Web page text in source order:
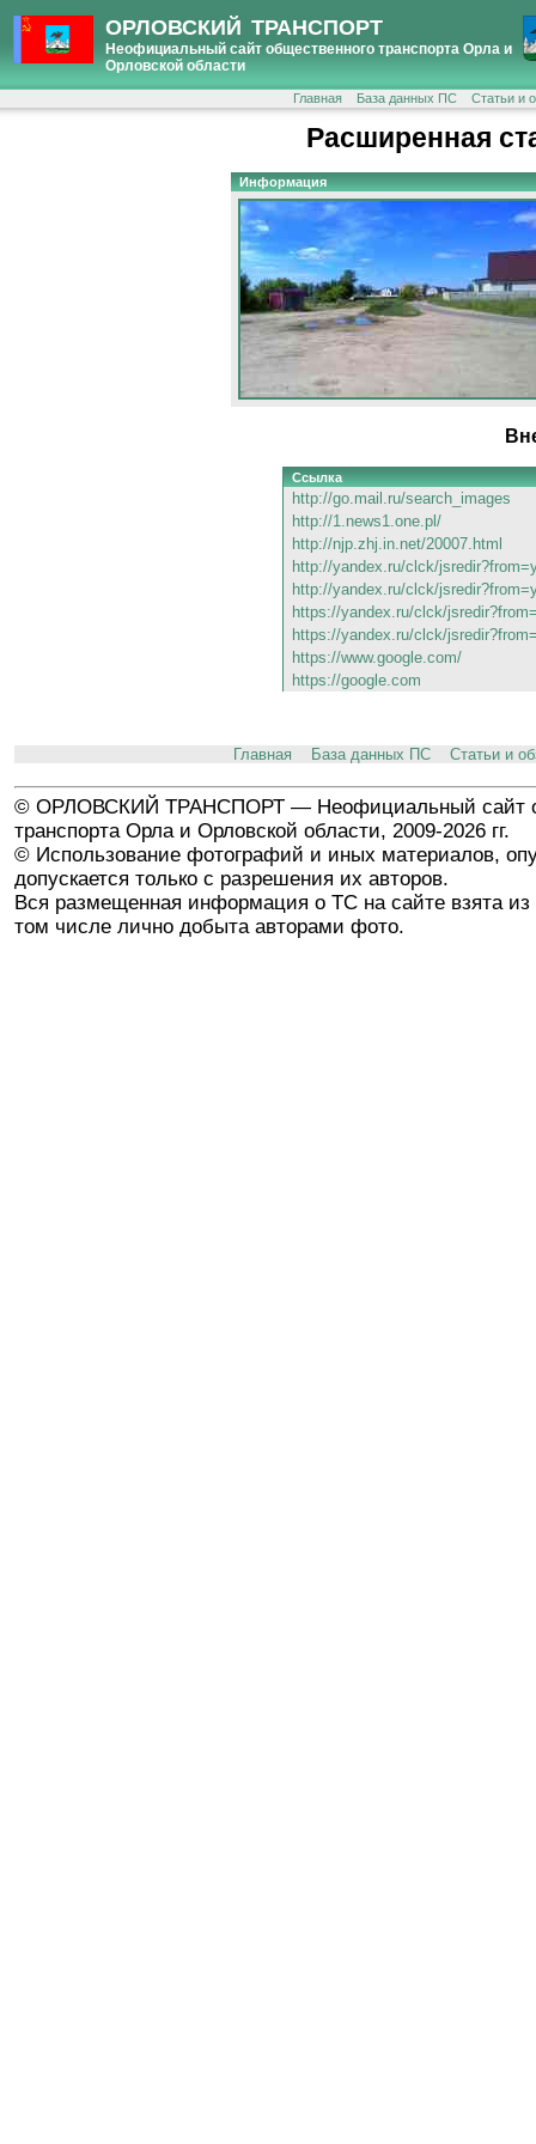
ОРЛОВСКИЙ ТРАНСПОРТ
Неофициальный сайт общественного транспорта Орла и
Орловской области
Главная База данных ПС Статьи и
Расширенная
Информация
Ссылка
http://go.mail.ru/search_images
http://1.news1.one.pl/
http://njp.zhj.in.net/20007.html
http://yandex.ru/clck/
http://yandex.ru/clck/
https://yandex.ru/clck/
https://yandex.ru/clck/
https://www.google.com/
https://google.com
Главная База данных ПС Статьи и
© ОРЛОВСКИЙ ТРАНСПОРТ — Неофициальный сайт
транспорта Орла и Орловской области, 2009-2026 гг.
© Использование фотографий и иных материалов,
допускается только с разрешения их авторов.
Вся размещенная информация о ТС на сайте взята из
том числе лично добыта авторами фото.